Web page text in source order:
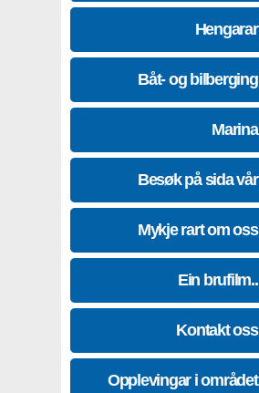
Hengarar
Båt- og bilberging
Marina
Besøk på sida vår
Mykje rart om oss
Ein brufilm..
Kontakt oss
Opplevingar i området